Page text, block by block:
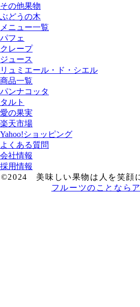
その他果物
ぶどうの木
メニュー一覧
パフェ
クレープ
ジュース
リュミエール・ド・シエル
商品一覧
パンナコッタ
タルト
愛の果実
楽天市場
Yahoo!ショッピング
よくある質問
会社情報
採用情報
©2024 美味しい果物は人を笑顔
フルーツのことなら